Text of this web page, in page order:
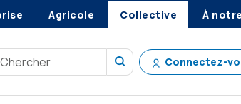
Agricole Collective À
Connectez-